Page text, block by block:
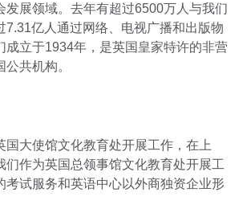
发展领域。去年有超过6500万人与我们
7.31亿人通过网络、电视广播和出版物
成立于1934年，是英国皇家特许的非营
公共机构。
国大使馆文化教育处开展工作，在上
们作为英国总领事馆文化教育处开展工
考试服务和英语中心以外商独资企业形